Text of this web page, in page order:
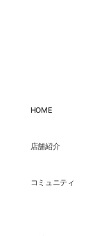
HOME
店舗紹介
コミュニティ